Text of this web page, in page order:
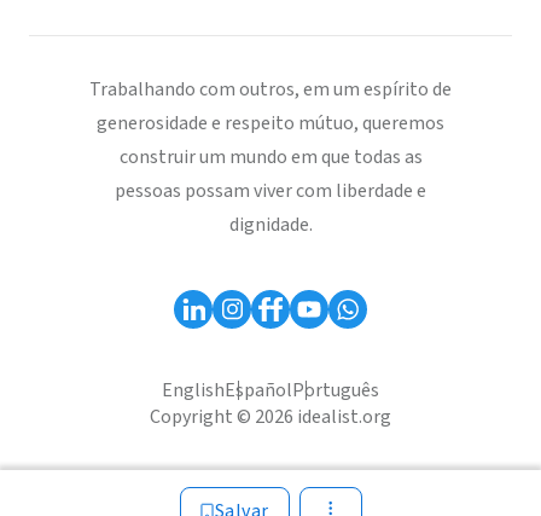
Salvar
Trabalhando com outros, em um espírito de
generosidade e respeito mútuo, queremos
construir um mundo em que todas as
pessoas possam viver com liberdade e
dignidade.
EnglishEspañolPortuguês
Copyright © 2026 idealist.org